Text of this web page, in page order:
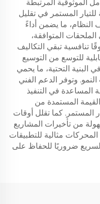
الموثوقية المرتبطة
المستمر في تقليل
النظام، ما يضمن أداءً
الملحقات المتوافقة،
تنافسية تبقي التكاليف
للتوسع من التوسيع
البنية التحتية، ما يحمي
النمو. وتوفر الدعم الفني
المساعدة في التنفيذ
المستمدة من
المستمر. كما تقلل أوقات
من تأخيرات المشاريع
مثالية للتطبيقات
ضروريًا للحفاظ على